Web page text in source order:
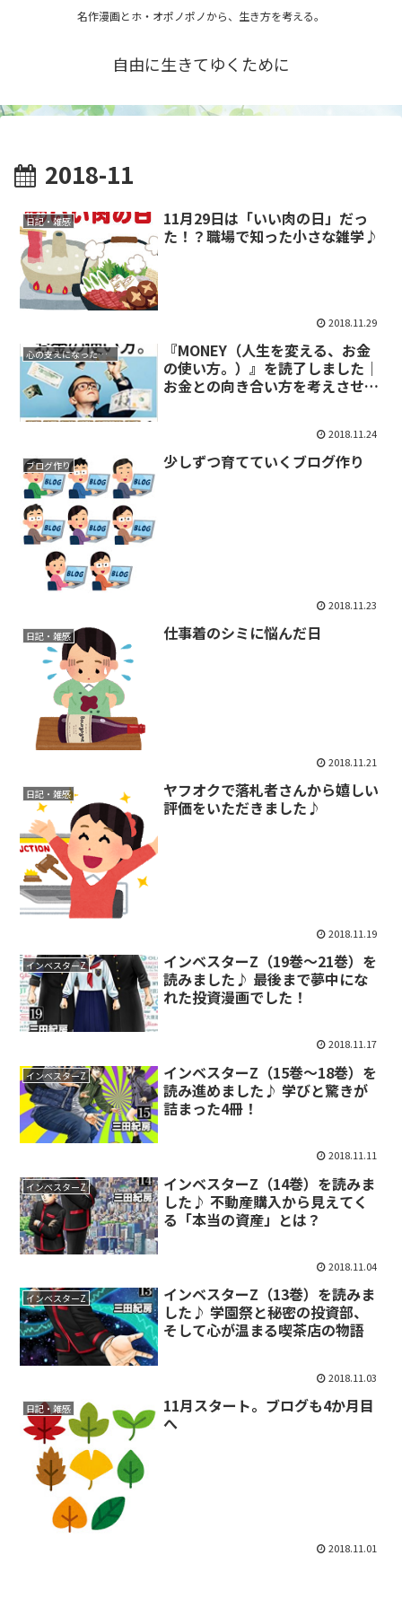
名作漫画とホ・オポノポノから、生き方を考える。
自由に生きてゆくために
2018-11
日記・雑感
11月29日は「いい肉の日」だっ
た！？職場で知った小さな雑学♪
2018.11.29
心の支えになった作品
『MONEY（人生を変える、お金
の使い方。）』を読了しました｜
お金との向き合い方を考えさせら
2018.11.24
ブログ作り 少しずつ育てていくブログ作り
2018.11.23
日記・雑感 仕事着のシミに悩んだ日
2018.11.21
日記・雑感
ヤフオクで落札者さんから嬉しい
評価をいただきました♪
2018.11.19
インベスターZ
インベスターZ（19巻～21巻）を
読みました♪ 最後まで夢中にな
れた投資漫画でした！
2018.11.17
インベスターZ
インベスターZ（15巻～18巻）を
読み進めました♪ 学びと驚きが
詰まった4冊！
2018.11.11
インベスターZ
インベスターZ（14巻）を読みま
した♪ 不動産購入から見えてく
る「本当の資産」とは？
2018.11.04
インベスターZ
インベスターZ（13巻）を読みま
した♪ 学園祭と秘密の投資部、
そして心が温まる喫茶店の物語
2018.11.03
日記・雑感
11月スタート。ブログも4か月目
へ
2018.11.01